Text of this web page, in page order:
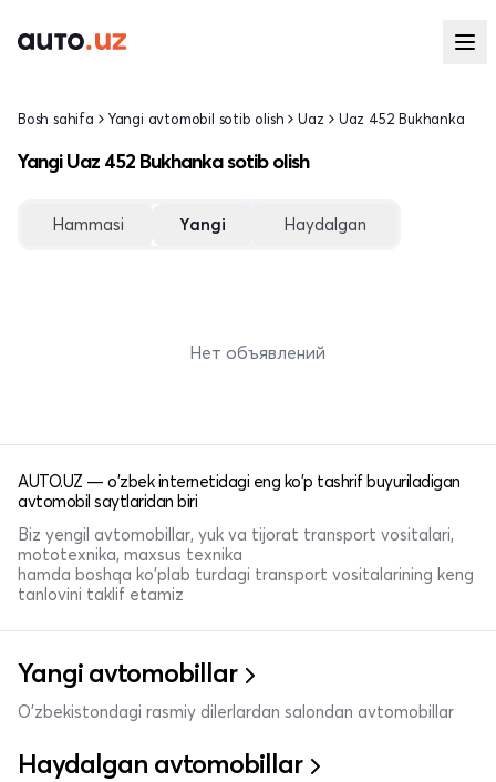
Bosh sahifa Yangi avtomobil sotib olish Uaz Uaz 452 Bukhanka
Yangi Uaz 452 Bukhanka sotib olish
Hammasi Yangi Haydalgan
Нет объявлений
AUTO.UZ — o'zbek internetidagi eng ko'p tashrif buyuriladigan
avtomobil saytlaridan biri
Biz yengil avtomobillar, yuk va tijorat transport vositalari,
mototexnika, maxsus texnika
hamda boshqa ko'plab turdagi transport vositalarining keng
tanlovini taklif etamiz
Yangi avtomobillar
O'zbekistondagi rasmiy dilerlardan salondan avtomobillar
Haydalgan avtomobillar